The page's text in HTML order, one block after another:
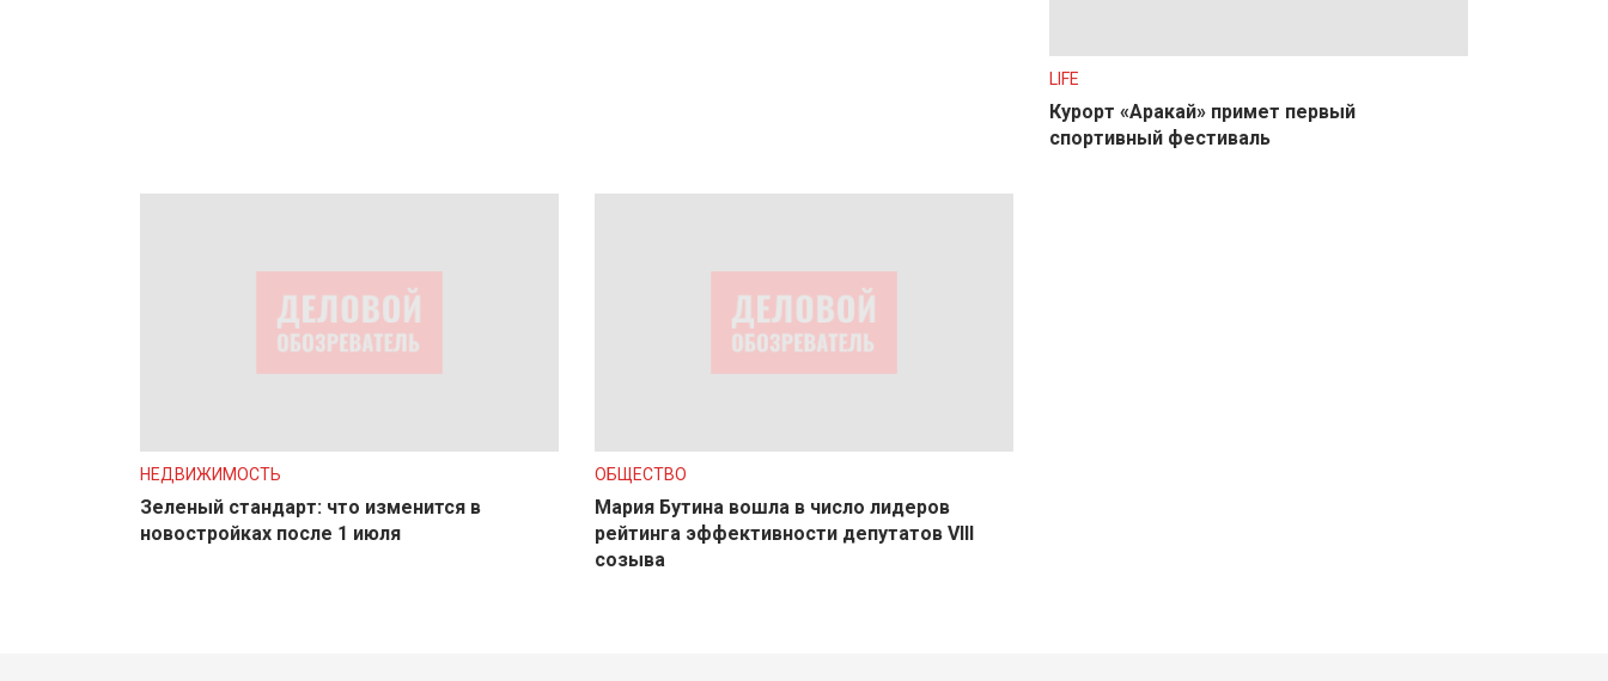
LIFE
Курорт «Аракай» примет первый
спортивный фестиваль
НЕДВИЖИМОСТЬ
Зеленый стандарт: что изменится в
новостройках после 1 июля
ОБЩЕСТВО
Мария Бутина вошла в число лидеров
рейтинга эффективности депутатов VIII
созыва